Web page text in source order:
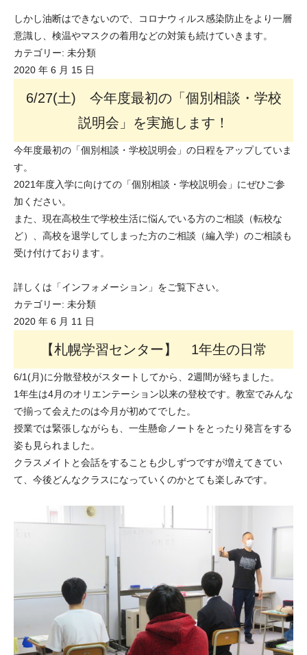
しかし油断はできないので、コロナウィルス感染防止をより一層
意識し、検温やマスクの着用などの対策も続けていきます。
カテゴリー: 未分類
2020 年 6 月 15 日
6/27(土) 今年度最初の「個別相談・学校
説明会」を実施します！
今年度最初の「個別相談・学校説明会」の日程をアップしていま
す。
2021年度入学に向けての「個別相談・学校説明会」にぜひご参
加ください。
また、現在高校生で学校生活に悩んでいる方のご相談（転校な
ど）、高校を退学してしまった方のご相談（編入学）のご相談も
受け付けております。
詳しくは「インフォメーション」をご覧下さい。
カテゴリー: 未分類
2020 年 6 月 11 日
【札幌学習センター】 1年生の日常
6/1(月)に分散登校がスタートしてから、2週間が経ちました。
1年生は4月のオリエンテーション以来の登校です。教室でみんな
で揃って会えたのは今月が初めてでした。
授業では緊張しながらも、一生懸命ノートをとったり発言をする
姿も見られました。
クラスメイトと会話をすることも少しずつですが増えてきてい
て、今後どんなクラスになっていくのかとても楽しみです。